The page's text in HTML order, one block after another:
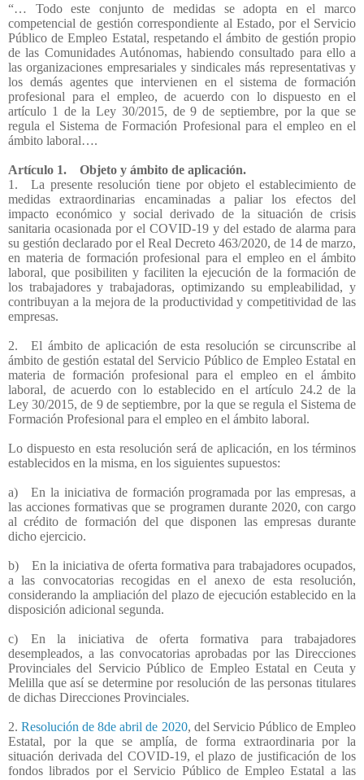
“… Todo este conjunto de medidas se adopta en el marco
competencial de gestión correspondiente al Estado, por el Servicio
Público de Empleo Estatal, respetando el ámbito de gestión propio
de las Comunidades Autónomas, habiendo consultado para ello a
las organizaciones empresariales y sindicales más representativas y
los demás agentes que intervienen en el sistema de formación
profesional para el empleo, de acuerdo con lo dispuesto en el
artículo 1 de la Ley 30/2015, de 9 de septiembre, por la que se
regula el Sistema de Formación Profesional para el empleo en el
ámbito laboral….
Artículo 1. Objeto y ámbito de aplicación.
1. La presente resolución tiene por objeto el establecimiento de
medidas extraordinarias encaminadas a paliar los efectos del
impacto económico y social derivado de la situación de crisis
sanitaria ocasionada por el COVID-19 y del estado de alarma para
su gestión declarado por el Real Decreto 463/2020, de 14 de marzo,
en materia de formación profesional para el empleo en el ámbito
laboral, que posibiliten y faciliten la ejecución de la formación de
los trabajadores y trabajadoras, optimizando su empleabilidad, y
contribuyan a la mejora de la productividad y competitividad de las
empresas.
2. El ámbito de aplicación de esta resolución se circunscribe al
ámbito de gestión estatal del Servicio Público de Empleo Estatal en
materia de formación profesional para el empleo en el ámbito
laboral, de acuerdo con lo establecido en el artículo 24.2 de la
Ley 30/2015, de 9 de septiembre, por la que se regula el Sistema de
Formación Profesional para el empleo en el ámbito laboral.
Lo dispuesto en esta resolución será de aplicación, en los términos
establecidos en la misma, en los siguientes supuestos:
a) En la iniciativa de formación programada por las empresas, a
las acciones formativas que se programen durante 2020, con cargo
al crédito de formación del que disponen las empresas durante
dicho ejercicio.
b) En la iniciativa de oferta formativa para trabajadores ocupados,
a las convocatorias recogidas en el anexo de esta resolución,
considerando la ampliación del plazo de ejecución establecido en la
disposición adicional segunda.
c) En la iniciativa de oferta formativa para trabajadores
desempleados, a las convocatorias aprobadas por las Direcciones
Provinciales del Servicio Público de Empleo Estatal en Ceuta y
Melilla que así se determine por resolución de las personas titulares
de dichas Direcciones Provinciales.
2.Resolución de 8de abril de 2020, del Servicio Público de Empleo
Estatal, por la que se amplía, de forma extraordinaria por la
situación derivada del COVID-19, el plazo de justificación de los
fondos librados por el Servicio Público de Empleo Estatal a las